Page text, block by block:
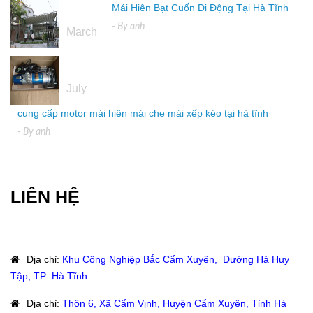
March
Mái Hiên Bạt Cuốn Di Động Tại Hà Tĩnh
- By anh
July
cung cấp motor mái hiên mái che mái xếp kéo tại hà tĩnh
- By anh
LIÊN HỆ
Địa chỉ: Khu Công Nghiệp Bắc Cẩm Xuyên, Đường Hà Huy
Tập, TP Hà Tĩnh
Địa chỉ: Thôn 6, Xã Cẩm Vịnh, Huyện Cẩm Xuyên, Tỉnh Hà